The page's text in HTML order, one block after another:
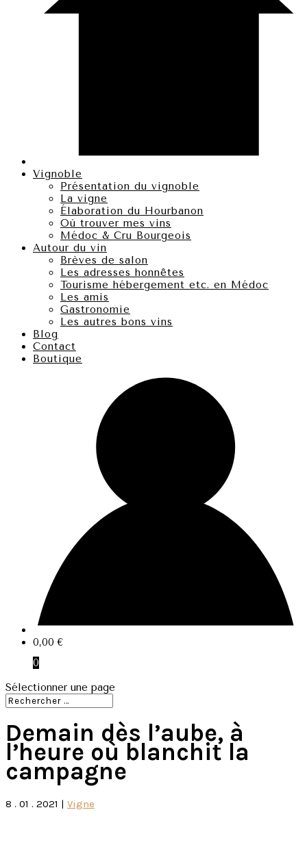
Vignoble
Présentation du vignoble
La vigne
Élaboration du Hourbanon
Où trouver mes vins
Médoc & Cru Bourgeois
Autour du vin
Brèves de salon
Les adresses honnêtes
Tourisme hébergement etc. en Médoc
Les amis
Gastronomie
Les autres bons vins
Blog
Contact
Boutique
0,00€
0
Sélectionner une page